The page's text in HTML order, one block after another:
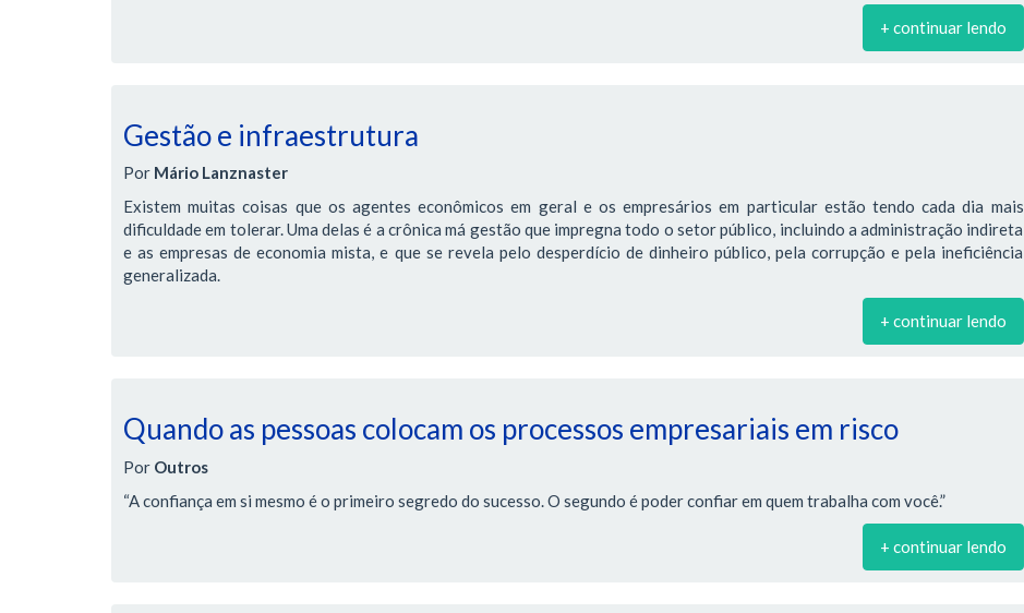
+ continuar lendo
Gestão e infraestrutura
Por Mário Lanznaster
Existem muitas coisas que os agentes econômicos em geral e os empresários em particular estão tendo cada dia mais
dificuldade em tolerar. Uma delas é a crônica má gestão que impregna todo o setor público, incluindo a administração indireta
e as empresas de economia mista, e que se revela pelo desperdício de dinheiro público, pela corrupção e pela ineficiência
generalizada.
+ continuar lendo
Quando as pessoas colocam os processos empresariais em risco
Por Outros
“A confiança em si mesmo é o primeiro segredo do sucesso. O segundo é poder confiar em quem trabalha com você.”
+ continuar lendo